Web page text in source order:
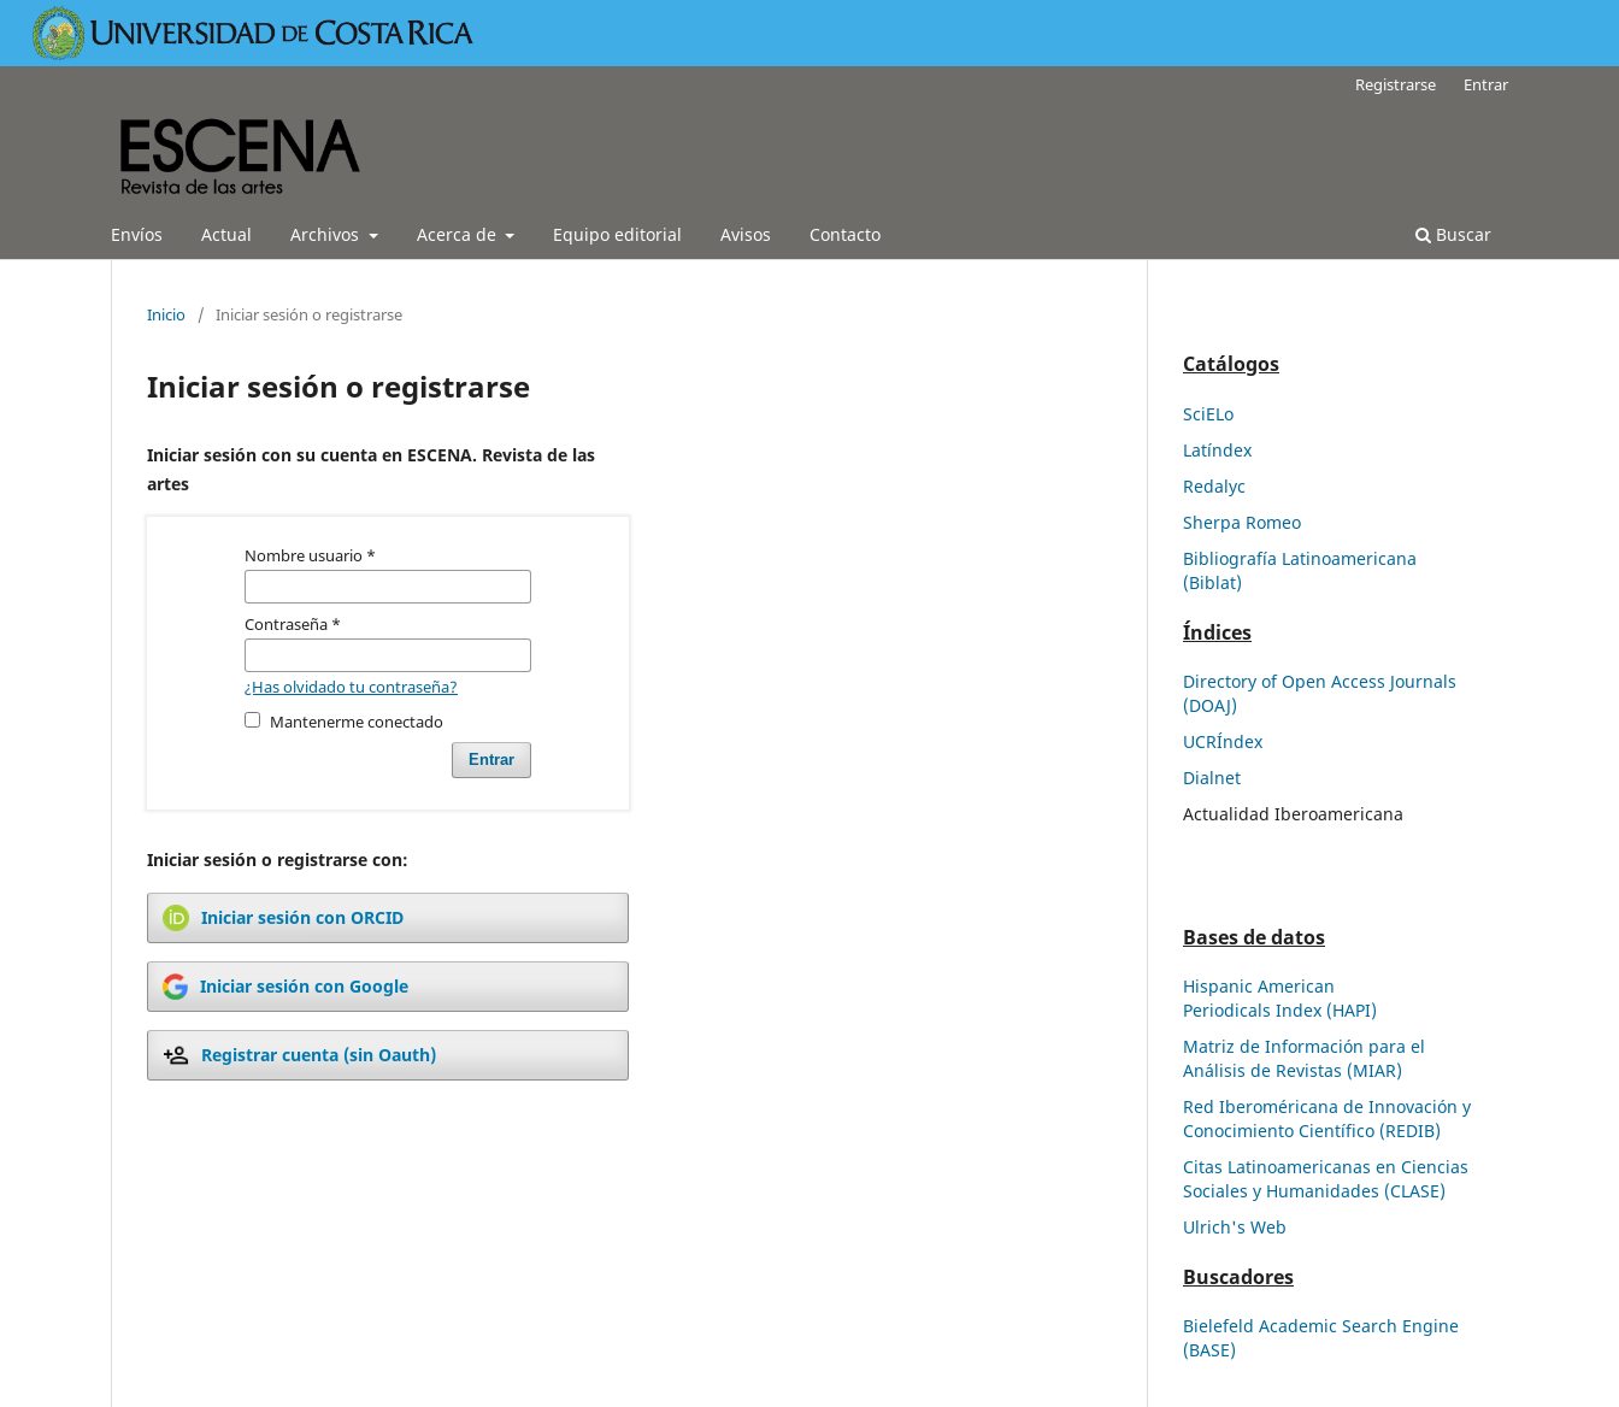
Envíos Actual Archivos Acerca de Equipo editorial Avisos Contacto Buscar
Registrarse Entrar
Inicio / Iniciar sesión o registrarse
Iniciar sesión o registrarse
Iniciar sesión con su cuenta en ESCENA. Revista de las
artes
Nombre usuario *
Contraseña *
¿Has olvidado tu contraseña?
Mantenerme conectado
Entrar
Iniciar sesión o registrarse con:
Iniciar sesión con ORCID
Iniciar sesión con Google
Registrar cuenta (sin Oauth)
Catálogos
SciELo
Latíndex
Redalyc
Sherpa Romeo
Bibliografía Latinoamericana
(Biblat)
Índices
Directory of Open Access Journals
(DOAJ)
UCRÍndex
Dialnet
Actualidad Iberoamericana
Bases de datos
Hispanic American
Periodicals Index (HAPI)
Matriz de Información para el
Análisis de Revistas (MIAR)
Red Iberoméricana de Innovación y
Conocimiento Científico (REDIB)
Citas Latinoamericanas en Ciencias
Sociales y Humanidades (CLASE)
Ulrich's Web
Buscadores
Bielefeld Academic Search Engine
(BASE)